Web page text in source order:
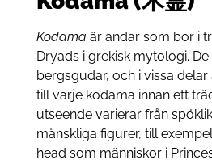
Kodama är andar som bor i
Dryads i grekisk mytologi.
bergsgudar, och i vissa
till varje kodama innan ett
utseende varierar från
mänskliga figurer, till
head som människor i